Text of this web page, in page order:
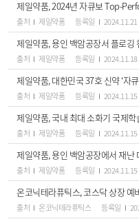
제일약품, 2024년 자큐보 Top-
출처 제일약품 등록일 2024.11.21
제일약품, 용인 백암공장서 플로깅
출처 제일약품 등록일 2024.11.18
출처 제일약품 등록일 2024.11.15
제일약품, 국내 최대 소화기 국제
출처 제일약품 등록일 2024.11.15
제일약품, 용인 백암공장에서 재난
출처 제일약품 등록일 2024.11.15
온코닉테라퓨틱스, 코스닥 상장 예
출처 온코닉테라퓨틱스 등록일